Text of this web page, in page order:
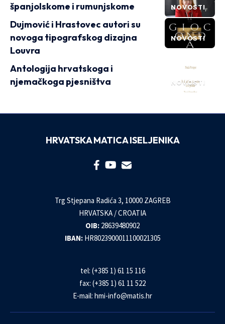
NOVOSTI
španjolskome i rumunjskome
NOVOSTI
Dujmović i Hrastovec autori su
novoga tipografskog dizajna
Louvra
NOVOSTI
Antologija hrvatskoga i
njemačkoga pjesništva
HRVATSKA MATICA ISELJENIKA
Trg Stjepana Radića 3, 10000 ZAGREB
HRVATSKA / CROATIA
OIB: 28639480902
IBAN: HR8023900011100021305
tel: (+385 1) 61 15 116
fax: (+385 1) 61 11 522
E-mail: hmi-info@matis.hr